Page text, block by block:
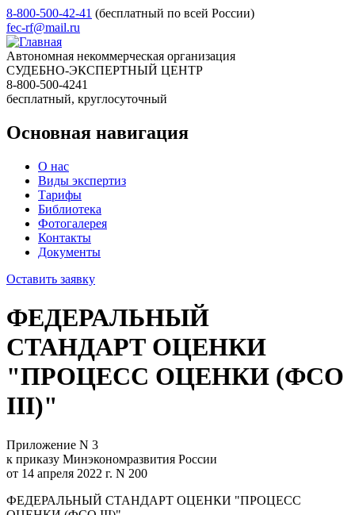
8-800-500-42-41 (бесплатный по всей России)
fec-rf@mail.ru
Автономная некоммерческая организация
СУДЕБНО-ЭКСПЕРТНЫЙ ЦЕНТР
8-800-500-4241
бесплатный, круглосуточный
Основная навигация
О нас
Виды экспертиз
Тарифы
Библиотека
Фотогалерея
Контакты
Документы
Оставить заявку
ФЕДЕРАЛЬНЫЙ
СТАНДАРТ ОЦЕНКИ
"ПРОЦЕСС ОЦЕНКИ (ФСО
III)"
Приложение N 3
к приказу Минэкономразвития России
от 14 апреля 2022 г. N 200
ФЕДЕРАЛЬНЫЙ СТАНДАРТ ОЦЕНКИ "ПРОЦЕСС